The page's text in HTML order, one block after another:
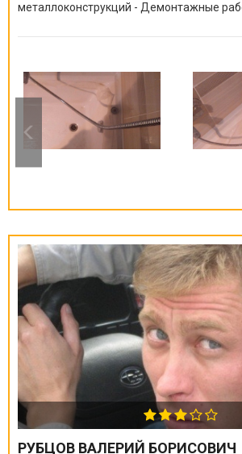
металлоконструкций - Демонтажные
РУБЦОВ ВАЛЕРИЙ БОРИСОВИЧ